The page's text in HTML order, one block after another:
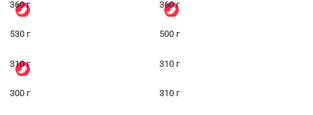
360 г 360 г
530 г 500 г
310 г 310 г
300 г 310 г